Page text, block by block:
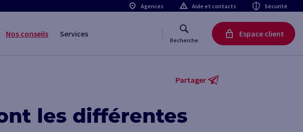
Agences Aide et contacts Sécurité
Nos conseils Services
Recherche
Espace client
Partager
les différentes